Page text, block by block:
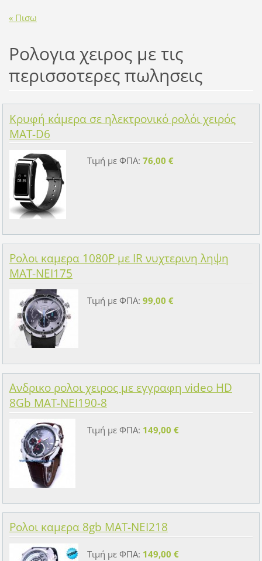
« Πισω
Ρολογια χειρος με τις
περισσοτερες πωλησεις
Κρυφή κάμερα σε ηλεκτρονικό ρολόι χειρός
MAT-D6
Τιμή με ΦΠΑ: 76,00 €
Ρολοι καμερα 1080P με IR νυχτερινη ληψη
MAT-NEI175
Τιμή με ΦΠΑ: 99,00 €
Ανδρικο ρολοι χειρος με εγγραφη video HD
8Gb MAT-NEI190-8
Τιμή με ΦΠΑ: 149,00 €
Ρολοι καμερα 8gb MAT-NEI218
Τιμή με ΦΠΑ: 149,00 €